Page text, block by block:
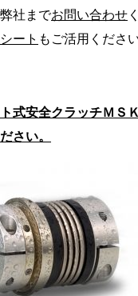
社までお問い合わせ
ート もご活用ください
式安全クラッチＭＳ
さい。